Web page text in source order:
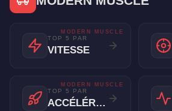
TOP 5 PAR
VITESSE
MODERN MUSCLE
TOP 5 PAR
ACCÉLÉRATION
MODERN MUSCLE